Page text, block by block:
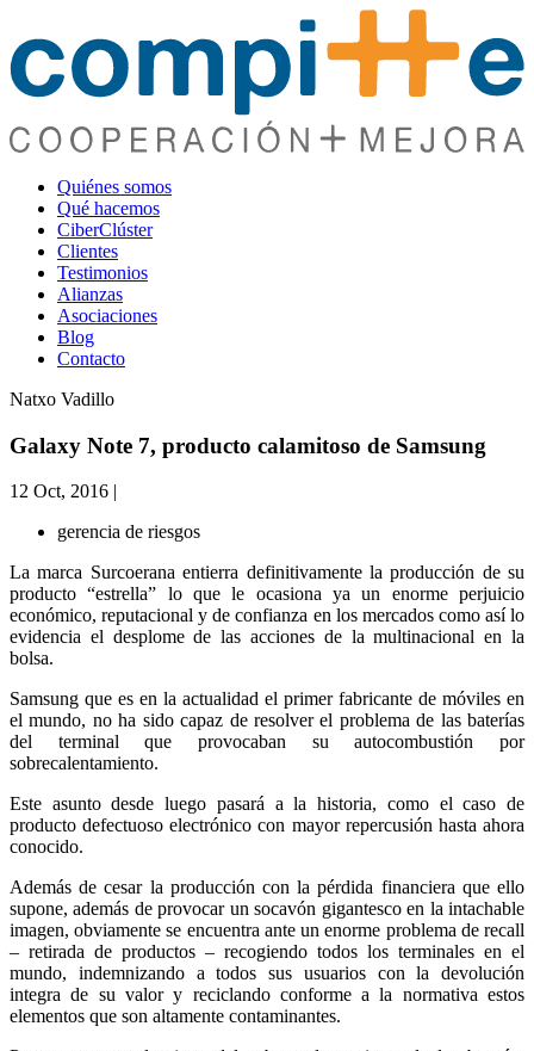
Quiénes somos
Qué hacemos
CiberClúster
Clientes
Testimonios
Alianzas
Asociaciones
Blog
Contacto
Natxo Vadillo
Galaxy Note 7, producto calamitoso de Samsung
12 Oct, 2016 |
gerencia de riesgos
La marca Surcoerana entierra definitivamente la producción de su
producto “estrella” lo que le ocasiona ya un enorme perjuicio
económico, reputacional y de confianza en los mercados como así lo
evidencia el desplome de las acciones de la multinacional en la
bolsa.
Samsung que es en la actualidad el primer fabricante de móviles en
el mundo, no ha sido capaz de resolver el problema de las baterías
del terminal que provocaban su autocombustión por
sobrecalentamiento.
Este asunto desde luego pasará a la historia, como el caso de
producto defectuoso electrónico con mayor repercusión hasta ahora
conocido.
Además de cesar la producción con la pérdida financiera que ello
supone, además de provocar un socavón gigantesco en la intachable
imagen, obviamente se encuentra ante un enorme problema de recall
– retirada de productos – recogiendo todos los terminales en el
mundo, indemnizando a todos sus usuarios con la devolución
integra de su valor y reciclando conforme a la normativa estos
elementos que son altamente contaminantes.